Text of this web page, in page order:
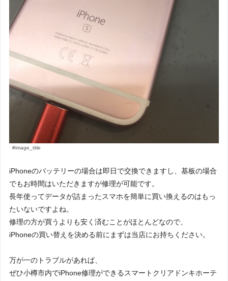
#image_title
iPhoneのバッテリーの場合は即日で交換できますし、基板の場合
でもお時間はいただきますが修理が可能です。
長年使ってデータが詰まったスマホを簡単に買い換えるのはもっ
たいないですよね。
修理の方が買うよりも安く済むことがほとんどなので、
iPhoneの買い替えを決める前にまずは当店にお持ちください。
万が一のトラブルがあれば、
ぜひ小樽市内でiPhone修理ができるスマートクリアドンキホーテ